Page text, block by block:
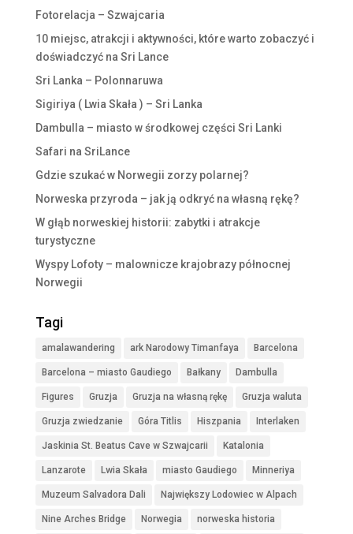
Fotorelacja – Szwajcaria
10 miejsc, atrakcji i aktywności, które warto zobaczyć i
doświadczyć na Sri Lance
Sri Lanka – Polonnaruwa
Sigiriya ( Lwia Skała ) – Sri Lanka
Dambulla – miasto w środkowej części Sri Lanki
Safari na SriLance
Gdzie szukać w Norwegii zorzy polarnej?
Norweska przyroda – jak ją odkryć na własną rękę?
W głąb norweskiej historii: zabytki i atrakcje
turystyczne
Wyspy Lofoty – malownicze krajobrazy północnej
Norwegii
Tagi
amalawandering ark Narodowy Timanfaya Barcelona
Barcelona – miasto Gaudiego Bałkany Dambulla
Figures Gruzja Gruzja na własną rękę Gruzja waluta
Gruzja zwiedzanie Góra Titlis Hiszpania Interlaken
Jaskinia St. Beatus Cave w Szwajcarii Katalonia
Lanzarote Lwia Skała miasto Gaudiego Minneriya
Muzeum Salvadora Dali Największy Lodowiec w Alpach
Nine Arches Bridge Norwegia norweska historia